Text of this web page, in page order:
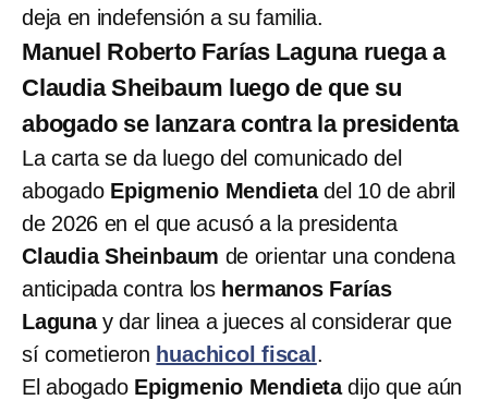
deja en indefensión a su familia.
Manuel Roberto Farías Laguna ruega a
Claudia Sheibaum luego de que su
abogado se lanzara contra la presidenta
La carta se da luego del comunicado del
abogado Epigmenio Mendietadel 10 de abril
de 2026 en el que acusó a la presidenta
Claudia Sheinbaum de orientar una condena
anticipada contra los hermanos Farías
Lagunay dar linea a jueces al considerar que
sí cometieron huachicol fiscal .
El abogado Epigmenio Mendietadijo que aún